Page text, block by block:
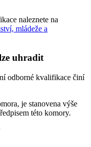
naleznete na
mládeže a
uhradit
odborné kvalifikace činí
je stanovena výše
této komory.